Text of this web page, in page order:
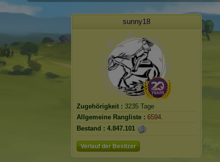
sunny18
Zugehörigkeit : 3235 Tage
Allgemeine Rangliste : 6594.
Bestand : 4.847.101
Verlauf der Besitzer